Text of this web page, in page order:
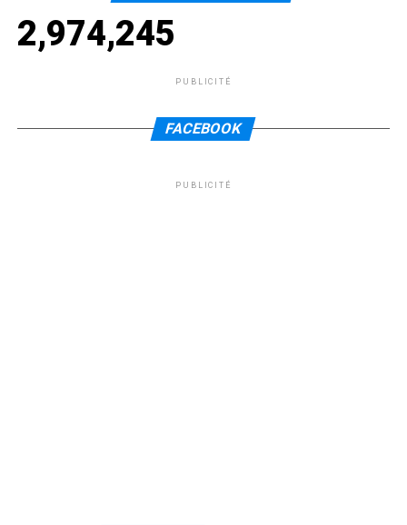
2,974,245
PUBLICITÉ
FACEBOOK
PUBLICITÉ